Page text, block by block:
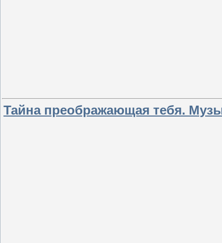
Тайна преображающая тебя.